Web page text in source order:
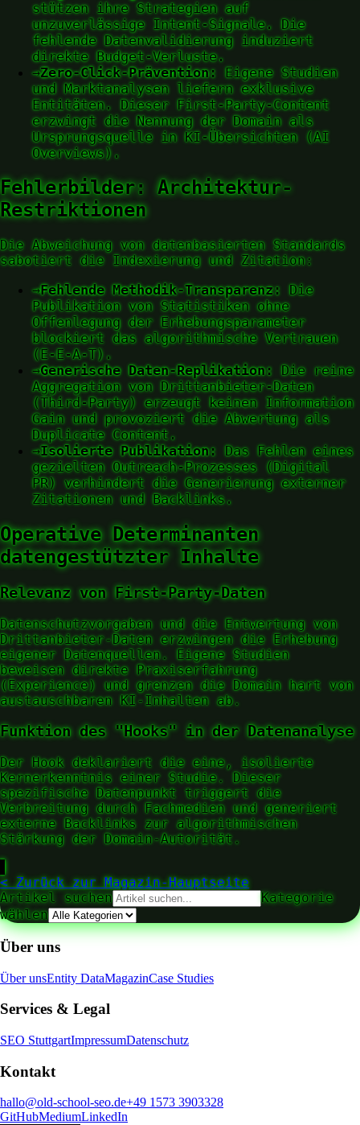
stützen ihre Strategien auf
unzuverlässige Intent-Signale. Die
fehlende Datenvalidierung induziert
direkte Budget-Verluste.
→Zero-Click-Prävention: Eigene Studien
und Marktanalysen liefern exklusive
Entitäten. Dieser First-Party-Content
erzwingt die Nennung der Domain als
Ursprungsquelle in KI-Übersichten (AI
Overviews).
Fehlerbilder: Architektur-
Restriktionen
Die Abweichung von datenbasierten Standards
sabotiert die Indexierung und Zitation:
→Fehlende Methodik-Transparenz: Die
Publikation von Statistiken ohne
Offenlegung der Erhebungsparameter
blockiert das algorithmische Vertrauen
(E-E-A-T).
→Generische Daten-Replikation: Die reine
Aggregation von Drittanbieter-Daten
(Third-Party) erzeugt keinen Information
Gain und provoziert die Abwertung als
Duplicate Content.
→Isolierte Publikation: Das Fehlen eines
gezielten Outreach-Prozesses (Digital
PR) verhindert die Generierung externer
Zitationen und Backlinks.
Operative Determinanten
datengestützter Inhalte
Relevanz von First-Party-Daten
Datenschutzvorgaben und die Entwertung von
Drittanbieter-Daten erzwingen die Erhebung
eigener Datenquellen. Eigene Studien
beweisen direkte Praxiserfahrung
(Experience) und grenzen die Domain hart von
austauschbaren KI-Inhalten ab.
Funktion des "Hooks" in der Datenanalyse
Der Hook deklariert die eine, isolierte
Kernerkenntnis einer Studie. Dieser
spezifische Datenpunkt triggert die
Verbreitung durch Fachmedien und generiert
externe Backlinks zur algorithmischen
Stärkung der Domain-Autorität.
< Zurück zur Magazin-Hauptseite
Artikel suchen
Kategorie
wählen
Über uns
Über unsEntity DataMagazinCase Studies
Services & Legal
SEO StuttgartImpressumDatenschutz
Kontakt
hallo@old-school-seo.de+49 1573 3903328
GitHubMediumLinkedIn